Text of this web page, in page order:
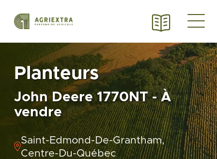
Planteurs
John Deere 1770NT - À
vendre
Saint-Edmond-De-Grantham,
Centre-Du-Québec